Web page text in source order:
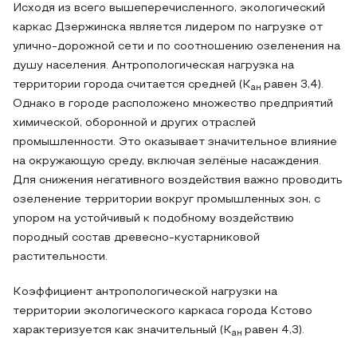
Исходя из всего вышеперечисленного, экологический
каркас Дзержинска является лидером по нагрузке от
улично-дорожной сети и по соотношению озеленения на
душу населения. Антропологическая нагрузка на
территории города считается средней (Кан равен 3,4).
Однако в городе расположено множество предприятий
химической, оборонной и других отраслей
промышленности. Это оказывает значительное влияние
на окружающую среду, включая зелёные насаждения.
Для снижения негативного воздействия важно проводить
озеленение территории вокруг промышленных зон, с
упором на устойчивый к подобному воздействию
породный состав древесно-кустарниковой
растительности.
Коэффициент антропологической нагрузки на
территории экологического каркаса города Кстово
характеризуется как значительный (Кан равен 4,3).